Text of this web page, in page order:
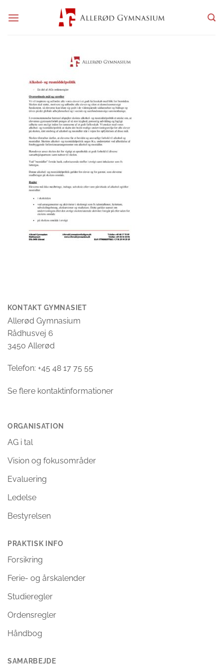
KONTAKT GYMNASIET
Allerød Gymnasium
Rådhusvej 6
3450 Allerød
Telefon: +45 48 17 75 55
Se flere kontaktinformationer
ORGANISATION
AG i tal
Vision og fokusområder
Evaluering
Ledelse
Bestyrelsen
PRAKTISK INFO
Forsikring
Ferie- og årskalender
Studieregler
Ordensregler
Håndbog
SAMARBEJDE